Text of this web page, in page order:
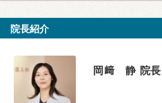
院長紹介
岡﨑 静 院長